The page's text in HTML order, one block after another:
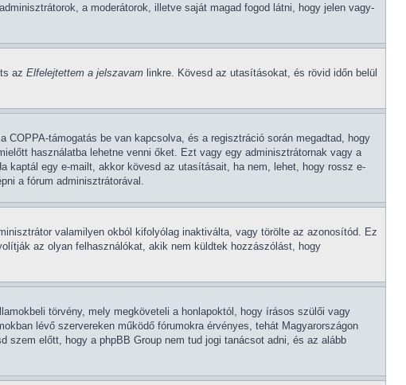
a moderátorok, illetve saját magad fogod látni, hogy jelen vagy-
az Elfelejtettem a jelszavam linkre. Kövesd az utasításokat, és rövid időn belül
támogatás be van kapcsolva, és a regisztráció során megadtad, hogy
használatba lehetne venni őket. Ezt vagy egy adminisztrátornak vagy a
kaptál egy e-mailt, akkor kövesd az utasításait, ha nem, lehet, hogy rossz e-
a fórum adminisztrátorával.
valamilyen okból kifolyólag inaktiválta, vagy törölte az azonosítód. Ez
az olyan felhasználókat, akik nem küldtek hozzászólást, hogy
törvény, mely megköveteli a honlapoktól, hogy írásos szülői vagy
lévő szervereken működő fórumokra érvényes, tehát Magyarországon
előtt, hogy a phpBB Group nem tud jogi tanácsot adni, és az alább